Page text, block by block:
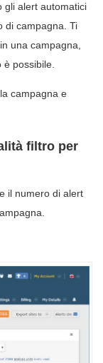
gli alert automatici
di campagna. Ti
una campagna,
è possibile.
campagna e
filtro per
il numero di alert